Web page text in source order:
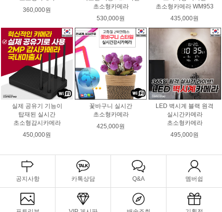
360,000원
초소형카메라
530,000원
초소형카메라 WM953
435,000원
실제 공유기 기능이
탑재된 실시간
초소형감시카메라
450,000원
꽃바구니 실시간
초소형카메라
425,000원
LED 벽시계 블랙 원격
실시간카메라
초소형카메라
495,000원
공지사항 카톡상담 Q&A 멤버쉽